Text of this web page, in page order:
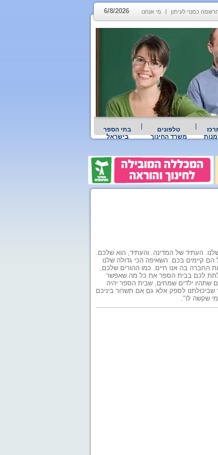
הרשמה כמנוי לעיתון מי אנחנו 6/8/2026
טלפונים
משרד החינוך
בתי הספר
בישראל
העתיד של המדינה. והעתיד, הוא שלכם.
הם קיימים בכם. השאיפה הכי גדולה שלנו
החברה בה אנו חיים. כמו ההורים שלכם,
לתת לכם בבית הספר את כל מה שאפשר
שתהיו ילדים שמחים, שבית הספר יהיה
לספק אלא גם אם תשרור ביניכם
שקשה לו".